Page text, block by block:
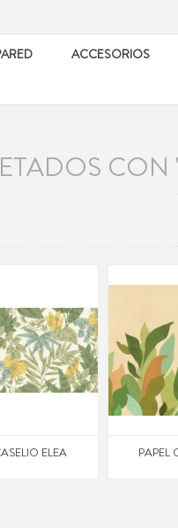
ACCESORIOS
CON
ELEA PAPEL